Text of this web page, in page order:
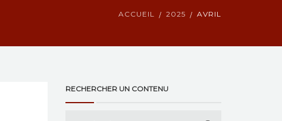
ACCUEIL 2025 AVRIL
RECHERCHER UN CONTENU